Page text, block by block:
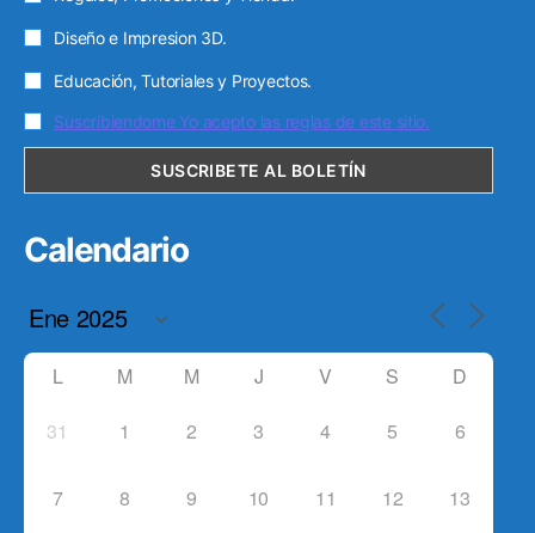
Diseño e Impresion 3D.
Educación, Tutoriales y Proyectos.
Suscribiendome Yo acepto las reglas de este sitio.
Calendario
L M M J V S D
31 1 2 3 4 5 6
7 8 9 10 11 12 13